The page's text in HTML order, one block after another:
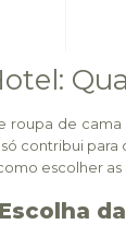
roupa de
contribui
escolher